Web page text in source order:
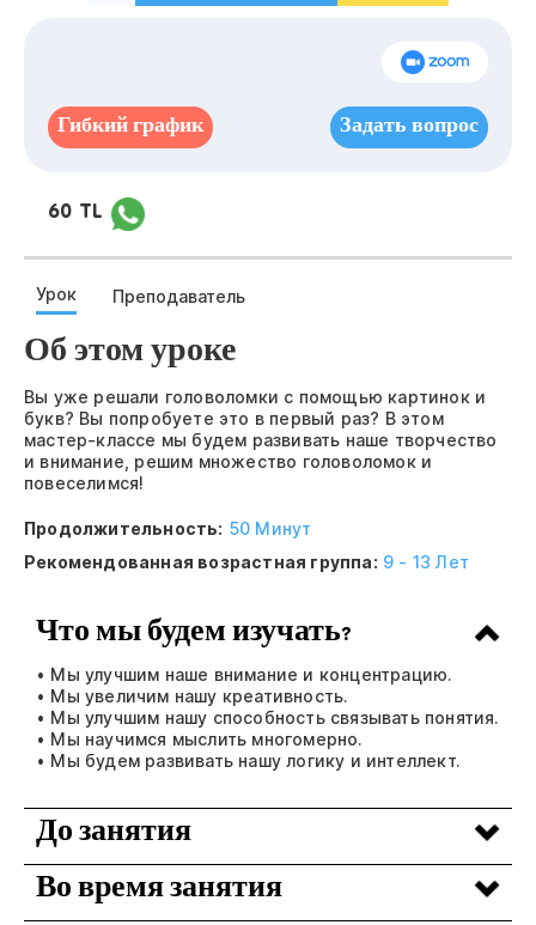
Гибкий график Задать вопрос
60 TL
Урок Преподаватель
Об этом уроке
Вы уже решали головоломки с помощью картинок и
букв? Вы попробуете это в первый раз? В этом
мастер-классе мы будем развивать наше творчество
и внимание, решим множество головоломок и
повеселимся!
Продолжительность: 50 Минут
Рекомендованная возрастная группа: 9 - 13 Лет
Что мы будем изучать?
• Мы улучшим наше внимание и концентрацию.
• Мы увеличим нашу креативность.
• Мы улучшим нашу способность связывать понятия.
• Мы научимся мыслить многомерно.
• Мы будем развивать нашу логику и интеллект.
До занятия
Во время занятия